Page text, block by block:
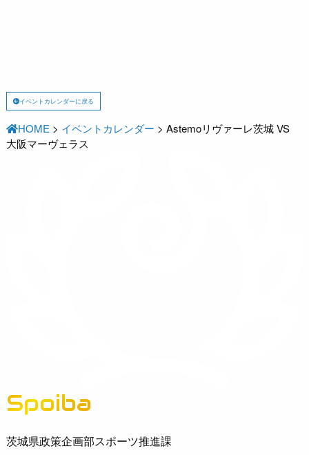
イベントカレンダーに戻る
HOME > イベントカレンダー >Astemoリヴァーレ茨城 VS
大阪マーヴェラス
Spoiba
茨城県政策企画部スポーツ推進課